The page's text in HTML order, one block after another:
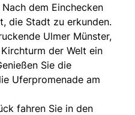
Nach dem Einchecken
die Stadt zu erkunden.
Ulmer Münster,
der Welt ein
Sie die
Uferpromenade am
fahren Sie in den